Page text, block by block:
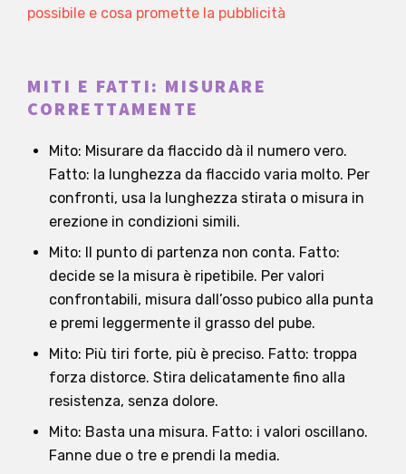
possibile e cosa promette la pubblicità
MITI E FATTI: MISURARE
CORRETTAMENTE
Mito: Misurare da flaccido dà il numero vero.
Fatto: la lunghezza da flaccido varia molto. Per
confronti, usa la lunghezza stirata o misura in
erezione in condizioni simili.
Mito: Il punto di partenza non conta. Fatto:
decide se la misura è ripetibile. Per valori
confrontabili, misura dall’osso pubico alla punta
e premi leggermente il grasso del pube.
Mito: Più tiri forte, più è preciso. Fatto: troppa
forza distorce. Stira delicatamente fino alla
resistenza, senza dolore.
Mito: Basta una misura. Fatto: i valori oscillano.
Fanne due o tre e prendi la media.